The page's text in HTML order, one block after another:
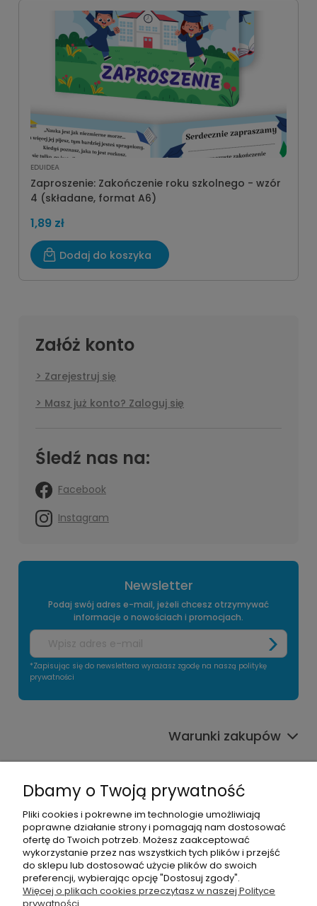
EDUIDEA
Zaproszenie: Zakończenie roku szkolnego - wzór
4 (składane, format A6)
1,89 zł
Dodaj do koszyka
Załóż konto
Zarejestruj się
Masz już konto? Zaloguj się
Śledź nas na:
Facebook
Instagram
Newsletter
Podaj swój adres e-mail, jeżeli chcesz otrzymywać
informacje o nowościach i promocjach.
*Zapisując się do newslettera wyrażasz zgodę na naszą politykę
prywatności
Warunki zakupów
Informacje o sklepie
Moje konto
Pomoc
Dbamy o Twoją prywatność
Pliki cookies i pokrewne im technologie umożliwiają
poprawne działanie strony i pomagają nam dostosować
ofertę do Twoich potrzeb. Możesz zaakceptować
wykorzystanie przez nas wszystkich tych plików i przejść
do sklepu lub dostosować użycie plików do swoich
preferencji, wybierając opcję "Dostosuj zgody".
Więcej o plikach cookies przeczytasz w naszej Polityce